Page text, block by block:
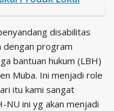
disabilitas
dengan program
bantuan hukum (LBH)
Muba. Ini menjadi role
itu kami sangat
NU ini yg akan menjadi